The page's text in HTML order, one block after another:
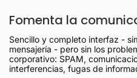
Fomenta la
Sencillo y completo interfaz -
mensajería - pero sin los
corporativo: SPAM,
interferencias, fugas de